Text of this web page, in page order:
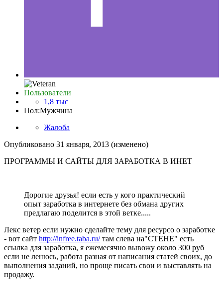
Пользователи
1,8 тыс
Пол:Мужчина
Жалоба
Опубликовано 31 января, 2013 (изменено)
ПРОГРАММЫ И САЙТЫ ДЛЯ ЗАРАБОТКА В ИНЕТ
Дорогие друзья! если есть у кого практический
опыт заработка в интернете без обмана других
предлагаю поделится в этой ветке.....
Лекс ветер если нужно сделайте тему для ресурсо о заработке
- вот сайт http://infree.taba.ru/там слева на"СТЕНЕ" есть
ссылка для заработка, я ежемесячно вывожу около 300 руб
если не ленюсь, работа разная от написания статей своих, до
выполнения заданий, но проще писать свои и выставлять на
продажу.